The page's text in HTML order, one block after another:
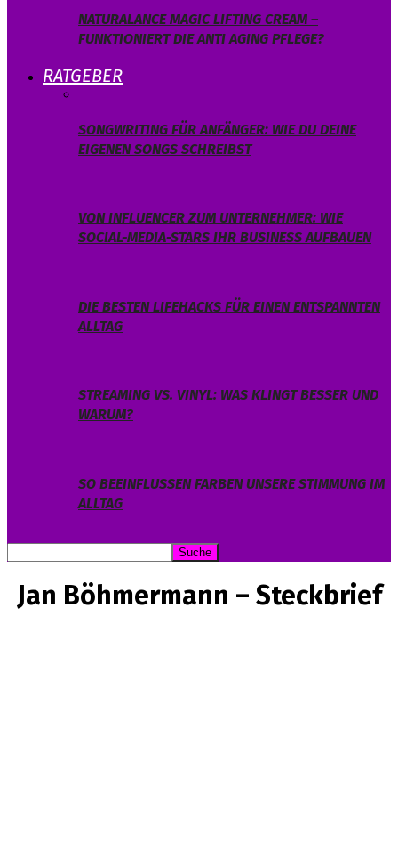
NATURALANCE MAGIC LIFTING CREAM –
FUNKTIONIERT DIE ANTI AGING PFLEGE?
RATGEBER
SONGWRITING FÜR ANFÄNGER: WIE DU DEINE
EIGENEN SONGS SCHREIBST
VON INFLUENCER ZUM UNTERNEHMER: WIE
SOCIAL-MEDIA-STARS IHR BUSINESS AUFBAUEN
DIE BESTEN LIFEHACKS FÜR EINEN ENTSPANNTEN
ALLTAG
STREAMING VS. VINYL: WAS KLINGT BESSER UND
WARUM?
SO BEEINFLUSSEN FARBEN UNSERE STIMMUNG IM
ALLTAG
Jan Böhmermann – Steckbrief